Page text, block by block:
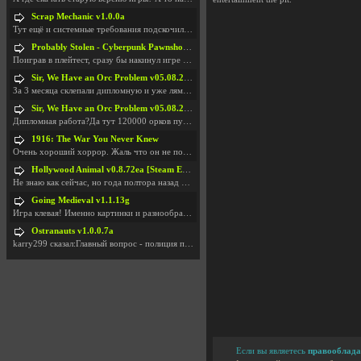
Если вы являетесь
Scrap Mechanic v1.0.0a
Тут ещё и системные требования подскочили. Если не
Probably Stolen - Cyberpunk Pawnshop Simulator v048c [Playtest]
Поиграв в плейтест, сразу бы накинул игре наивысши
Sir, We Have an Orc Problem v05.08.2026
За 3 месяца склепали дипломную и уже лям двести ба
Sir, We Have an Orc Problem v05.08.2026
Дипломная работа?Да тут 120000 орков путь выбирают
1916: The War You Never Knew
Очень хороший хоррор. Жаль что он не получил должн
Hollywood Animal v0.8.72ea [Steam Early Access]
Не знаю как сейчас, но года полтора назад игра был
Going Medieval v1.1.13g
Игра клевая! Именно картинки и разнообразия в стро
Ostranauts v1.0.0.7a
karry299 сказал:Главный вопрос - полиция по-прежне